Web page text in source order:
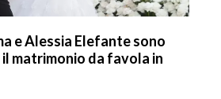
e Alessia Elefante sono
matrimonio da favola in